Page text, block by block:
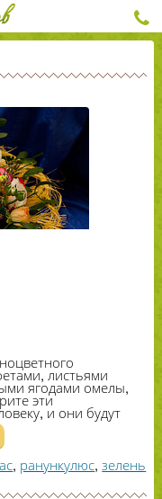
листьями
ягодами омелы,
эти
и они будут
свежестью.
, ранункулюс,зелень